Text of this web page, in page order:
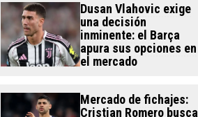
Dusan Vlahovic exige
una decisión
inminente: el Barça
apura sus opciones en
el mercado
Mercado de fichajes:
Cristian Romero busca